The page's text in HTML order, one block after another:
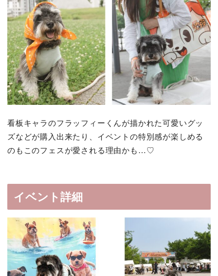
看板キャラのフラッフィーくんが描かれた可愛いグッ
ズなどが購入出来たり、イベントの特別感が楽しめる
のもこのフェスが愛される理由かも…♡
イベント詳細